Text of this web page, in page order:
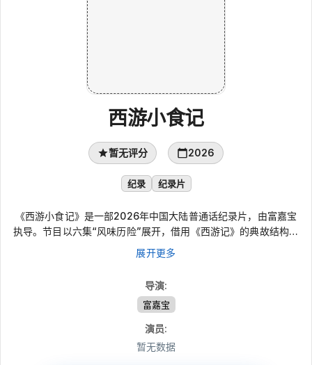
西游小食记
暂无评分 2026
纪录 纪录片
《西游小食记》是一部2026年中国大陆普通话纪录片，由富嘉宝
执导。节目以六集“风味历险”展开，借用《西游记》的典故结构，
走入丝路沿线真实鲜活的民间食俗。镜头不只呈现食物的香气与火
候，也以“一食一劫”的叙事方式观察中国人处理食材的经验与智
火生活里的野性、浪漫与文化想象。
展开更多
导演:
富嘉宝
演员:
暂无数据